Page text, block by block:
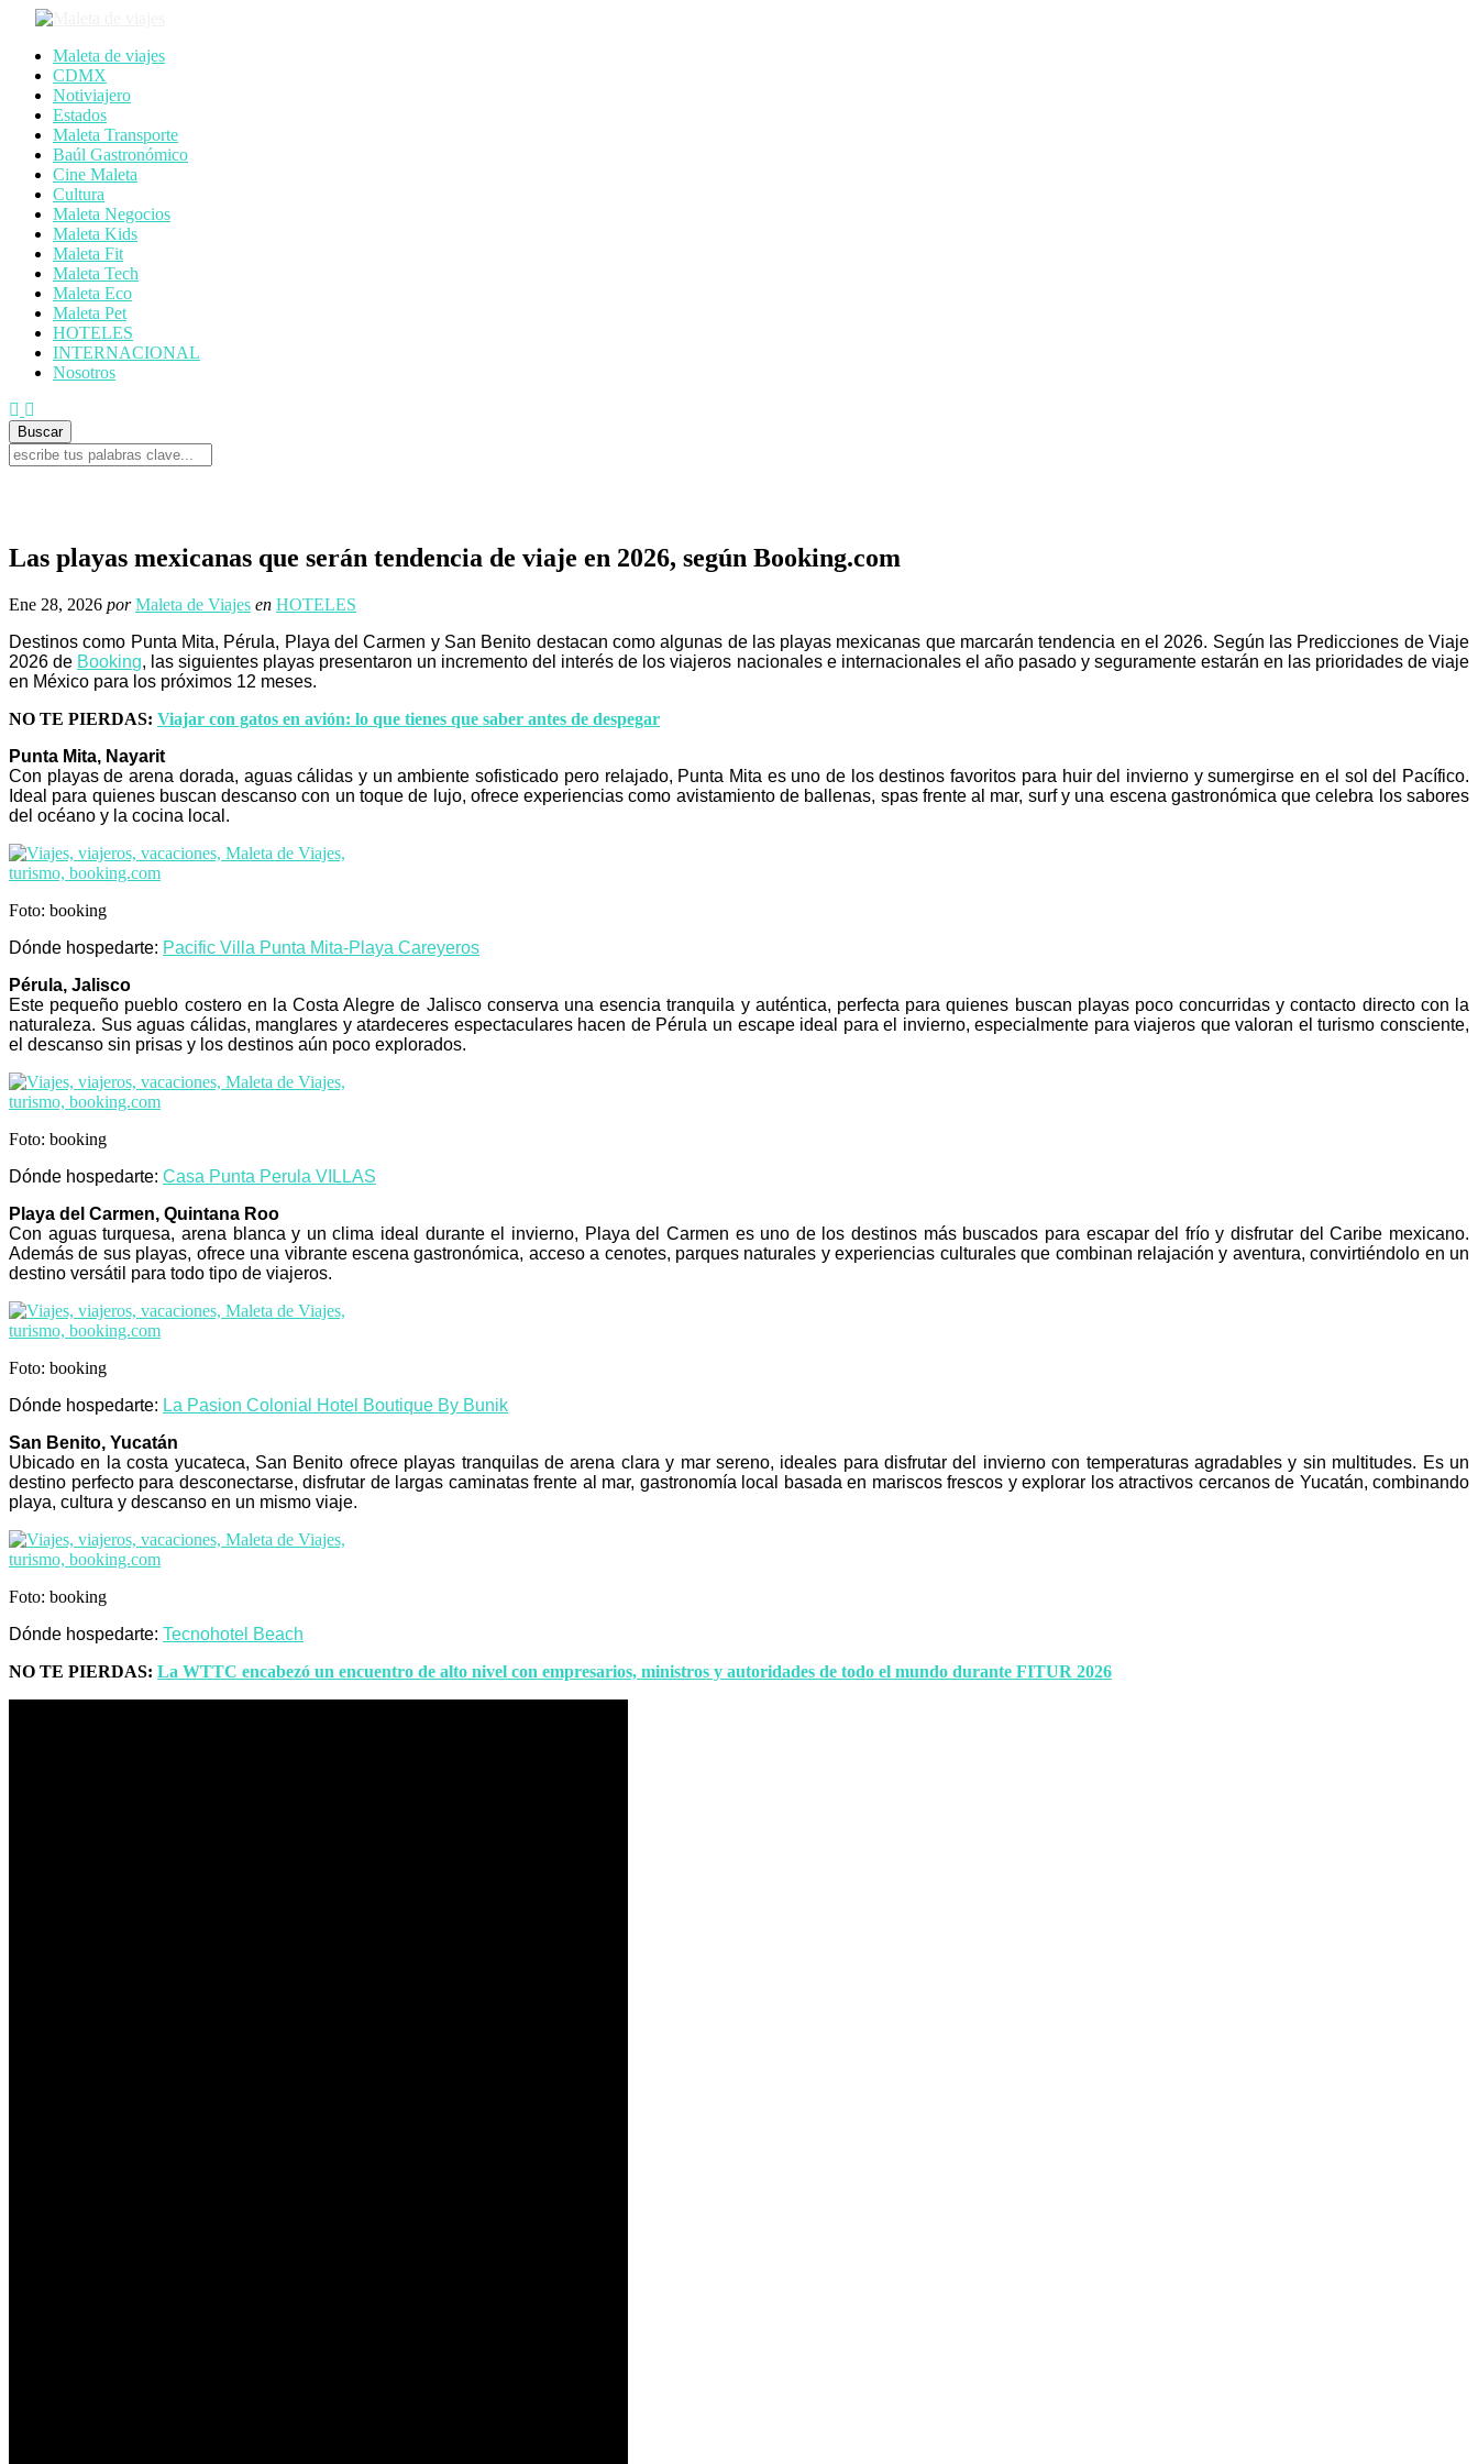
Maleta de viajes
CDMX
Notiviajero
Estados
Maleta Transporte
Baúl Gastronómico
Cine Maleta
Cultura
Maleta Negocios
Maleta Kids
Maleta Fit
Maleta Tech
Maleta Eco
Maleta Pet
HOTELES
INTERNACIONAL
Nosotros
Las playas mexicanas que serán tendencia de viaje en 2026, según Booking.com
Ene 28, 2026 por Maleta de Viajes en HOTELES
Destinos como Punta Mita, Pérula, Playa del Carmen y San Benito destacan como algunas de las playas mexicanas que marcarán tendencia en el 2026. Según las Predicciones de Viaje
2026 de Booking, las siguientes playas presentaron un incremento del interés de los viajeros nacionales e internacionales el año pasado y seguramente estarán en las prioridades de viaje
en México para los próximos 12 meses.
NO TE PIERDAS: Viajar con gatos en avión: lo que tienes que saber antes de despegar
Punta Mita, Nayarit
Con playas de arena dorada, aguas cálidas y un ambiente sofisticado pero relajado, Punta Mita es uno de los destinos favoritos para huir del invierno y sumergirse en el sol del Pacífico.
Ideal para quienes buscan descanso con un toque de lujo, ofrece experiencias como avistamiento de ballenas, spas frente al mar, surf y una escena gastronómica que celebra los sabores
del océano y la cocina local.
Foto: booking
Dónde hospedarte: Pacific Villa Punta Mita-Playa Careyeros
Pérula, Jalisco
Este pequeño pueblo costero en la Costa Alegre de Jalisco conserva una esencia tranquila y auténtica, perfecta para quienes buscan playas poco concurridas y contacto directo con la
naturaleza. Sus aguas cálidas, manglares y atardeceres espectaculares hacen de Pérula un escape ideal para el invierno, especialmente para viajeros que valoran el turismo consciente,
el descanso sin prisas y los destinos aún poco explorados.
Foto: booking
Dónde hospedarte: Casa Punta Perula VILLAS
Playa del Carmen, Quintana Roo
Con aguas turquesa, arena blanca y un clima ideal durante el invierno, Playa del Carmen es uno de los destinos más buscados para escapar del frío y disfrutar del Caribe mexicano.
Además de sus playas, ofrece una vibrante escena gastronómica, acceso a cenotes, parques naturales y experiencias culturales que combinan relajación y aventura, convirtiéndolo en un
destino versátil para todo tipo de viajeros.
Foto: booking
Dónde hospedarte: La Pasion Colonial Hotel Boutique By Bunik
San Benito, Yucatán
Ubicado en la costa yucateca, San Benito ofrece playas tranquilas de arena clara y mar sereno, ideales para disfrutar del invierno con temperaturas agradables y sin multitudes. Es un
destino perfecto para desconectarse, disfrutar de largas caminatas frente al mar, gastronomía local basada en mariscos frescos y explorar los atractivos cercanos de Yucatán, combinando
playa, cultura y descanso en un mismo viaje.
Foto: booking
Dónde hospedarte: Tecnohotel Beach
NO TE PIERDAS: La WTTC encabezó un encuentro de alto nivel con empresarios, ministros y autoridades de todo el mundo durante FITUR 2026